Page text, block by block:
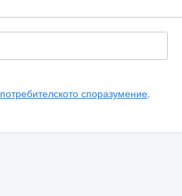
потребителското споразумение.